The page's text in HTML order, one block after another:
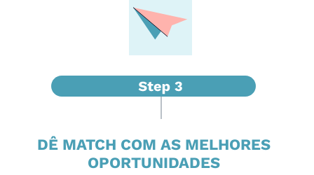
DÊ MATCH COM AS MELHORES
OPORTUNIDADES